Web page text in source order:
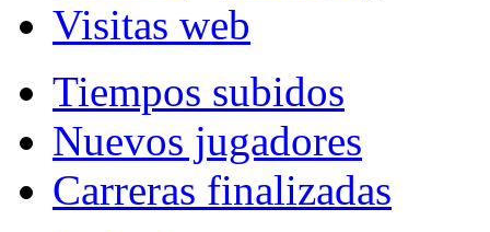
Visitas web
Tiempos subidos
Nuevos jugadores
Carreras finalizadas